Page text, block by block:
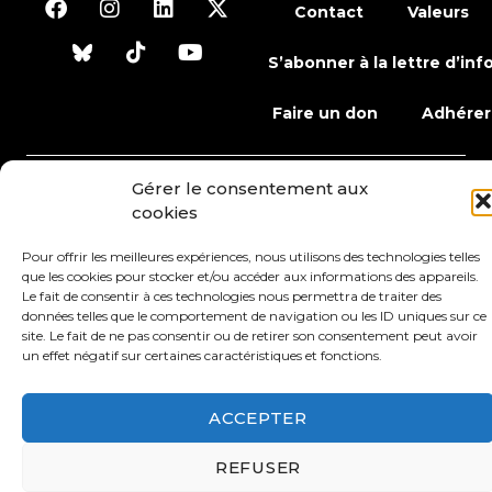
Gérer le consentement aux
cookies
Pour offrir les meilleures expériences, nous utilisons des technologies telles
que les cookies pour stocker et/ou accéder aux informations des appareils.
Le fait de consentir à ces technologies nous permettra de traiter des
données telles que le comportement de navigation ou les ID uniques sur ce
site. Le fait de ne pas consentir ou de retirer son consentement peut avoir
un effet négatif sur certaines caractéristiques et fonctions.
ACCEPTER
REFUSER
Contact Valeurs
S’abonner à la lettre
Faire un don Adhérer
Conditions générales d’utilisation